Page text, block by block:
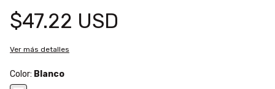
$47.22 USD
Ver más detalles
Color: Blanco